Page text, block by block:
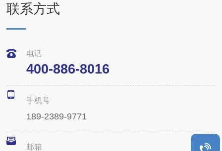
联系方式
电话
400-886-8016
手机号
189-2389-9771
邮箱